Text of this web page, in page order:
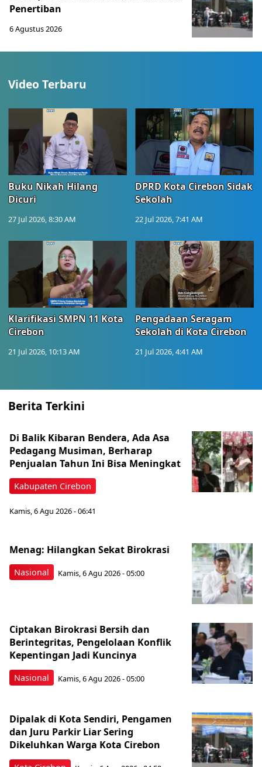
Penertiban
6 Agustus 2026
Video Terbaru
Buku Nikah Hilang
Dicuri
27 Jul 2026, 8:30 AM
DPRD Kota Cirebon Sidak
Sekolah
22 Jul 2026, 7:41 AM
Klarifikasi SMPN 11 Kota
Cirebon
21 Jul 2026, 10:13 AM
Pengadaan Seragam
Sekolah di Kota Cirebon
21 Jul 2026, 4:41 AM
Berita Terkini
Kabupaten Cirebon
Di Balik Kibaran Bendera, Ada Asa
Pedagang Musiman, Berharap
Penjualan Tahun Ini Bisa Meningkat
Kamis, 6 Agu 2026 - 06:41
Nasional
Menag: Hilangkan Sekat Birokrasi
Kamis, 6 Agu 2026 - 05:00
Nasional
Ciptakan Birokrasi Bersih dan
Berintegritas, Pengelolaan Konflik
Kepentingan Jadi Kuncinya
Kamis, 6 Agu 2026 - 05:00
Dipalak di Kota Sendiri, Pengamen
dan Juru Parkir Liar Sering
Dikeluhkan Warga Kota Cirebon